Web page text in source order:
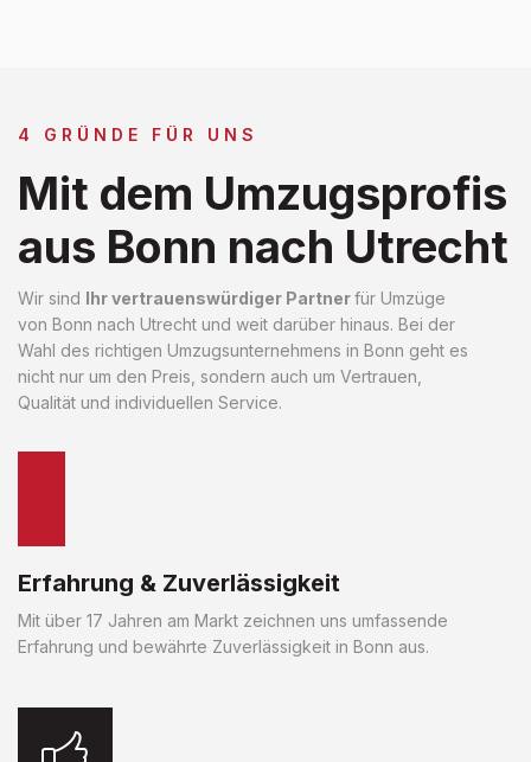
4 GRÜNDE FÜR UNS
Mit dem Umzugsprofis
aus Bonn nach Utrecht
Wir sind Ihr vertrauenswürdiger Partnerfür Umzüge
von Bonn nach Utrecht und weit darüber hinaus. Bei der
Wahl des richtigen Umzugsunternehmens in Bonn geht es
nicht nur um den Preis, sondern auch um Vertrauen,
Qualität und individuellen Service.
Erfahrung & Zuverlässigkeit
Mit über 17 Jahren am Markt zeichnen uns umfassende
Erfahrung und bewährte Zuverlässigkeit in Bonn aus.